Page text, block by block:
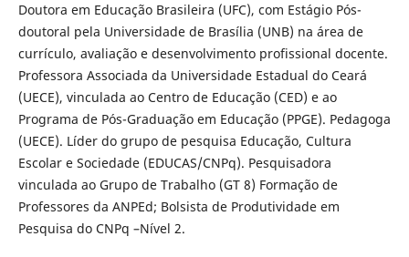
Doutora em Educação Brasileira (UFC), com Estágio Pós-
doutoral pela Universidade de Brasília (UNB) na área de
currículo, avaliação e desenvolvimento profissional docente.
Professora Associada da Universidade Estadual do Ceará
(UECE), vinculada ao Centro de Educação (CED) e ao
Programa de Pós-Graduação em Educação (PPGE). Pedagoga
(UECE). Líder do grupo de pesquisa Educação, Cultura
Escolar e Sociedade (EDUCAS/CNPq). Pesquisadora
vinculada ao Grupo de Trabalho (GT 8) Formação de
Professores da ANPEd; Bolsista de Produtividade em
Pesquisa do CNPq –Nível 2.